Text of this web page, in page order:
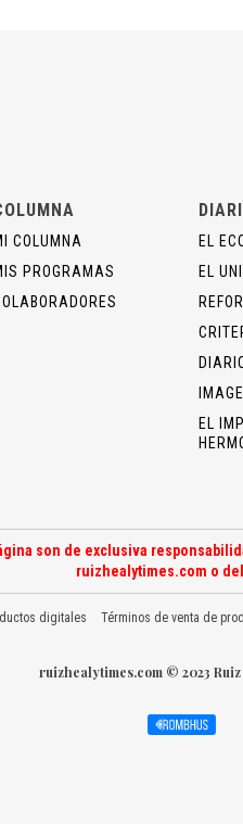
COLUMNA
PROGRAMAS
EL
EL
EL
son de exclusiva
ruizhealytimes.com o
digitales Términos de venta de
ruizhealytimes.com © 2023